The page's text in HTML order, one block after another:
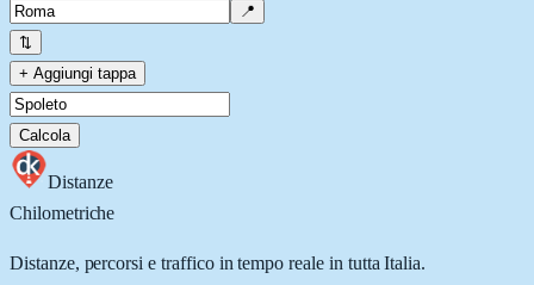
📍
⇅
+ Aggiungi tappa
Calcola
Distanze
Chilometriche
Distanze, percorsi e traffico in tempo reale in tutta Italia.